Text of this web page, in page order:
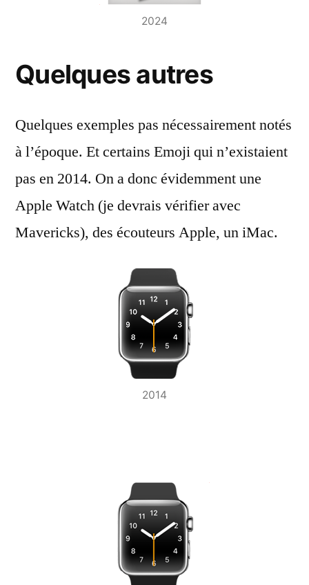
2024
Quelques autres
Quelques exemples pas nécessairement notés
à l’époque. Et certains Emoji qui n’existaient
pas en 2014. On a donc évidemment une
Apple Watch (je devrais vérifier avec
Mavericks), des écouteurs Apple, un iMac.
2014